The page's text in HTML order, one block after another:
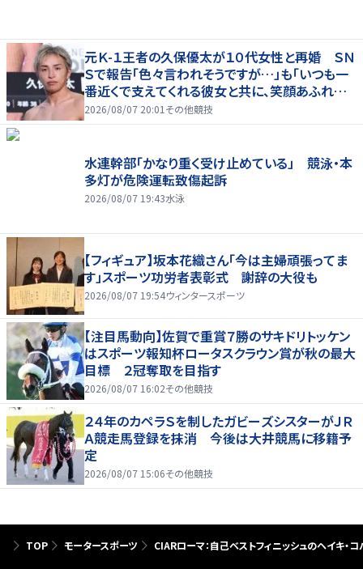
元Ｋ-１王者の久保優太が１０代女性と再婚 ＳＮ
Ｓで報告「色々言われそうですが…」も「いつも一
番近くで支えてくれる彼女と共に、笑顔あふれる
家庭を築いていきたい」
2026/08/07 20:01 その他競技
水連幹部「かなり重く受け止めている」 競泳・本
多灯が危険運転致傷起訴
2026/08/07 19:43水泳
【フィギュア】坂本花織さん「今は主婦頑張ってま
す」スポーツ功労者表彰式 謝辞の大役も
2026/08/07 19:54ウィンタースポーツ
【注目馬動向】佐賀で重賞７勝のサキドリトッケン
はスポーツ報知杯ロータスクラウン賞が秋の最大
目標 ２冠奪取を目指す
2026/08/07 16:02その他競技
２４年のカペラＳを制したガビーズシスターがＪＲ
Ａ競走馬登録を抹消 今後は大井競馬に移籍予
定
2026/08/07 15:06その他競技
TOP モータースポーツ CIARローマ：自己ベストフィニッシュのヘイキ・